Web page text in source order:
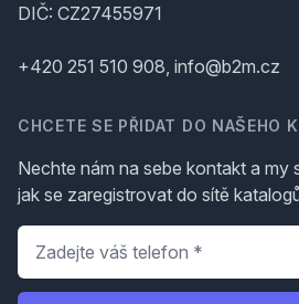
DIČ: CZ27455971
+420 251 510 908, info@b2m.cz
CHCETE SE PŘIDAT DO NAŠEHO
Nechte nám na sebe kontakt a
jak se zaregistrovat do sítě
Telefon